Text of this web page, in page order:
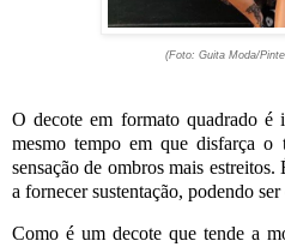
(Foto: Guita Moda/
O decote em formato quadrado é
mesmo tempo em que disfarça o
sensação de ombros mais
a fornecer sustentação, podendo
Como é um decote que tende a